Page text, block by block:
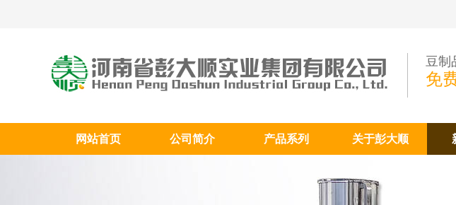
豆制
免
网站首页 公司简介 产品系列 关于彭大顺